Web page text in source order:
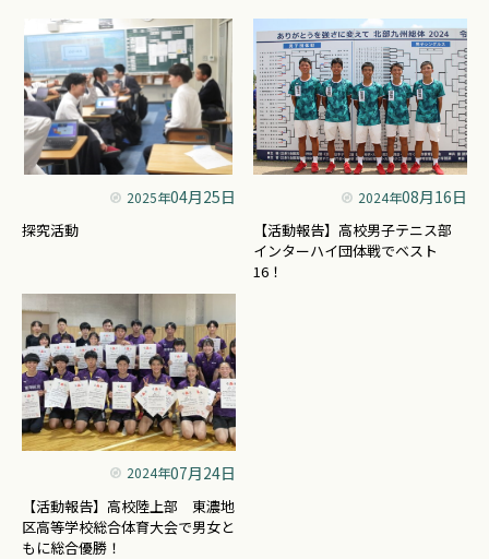
2025年04月25日
探究活動
2024年08月16日
【活動報告】高校男子テニス部
インターハイ団体戦でベスト
16！
2024年07月24日
【活動報告】高校陸上部 東濃地
区高等学校総合体育大会で男女と
もに総合優勝！